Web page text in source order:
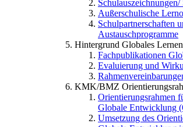
Außerschulische
Schulpartnerschaften
Austauschprogramme
Hintergrund Globales Lernen
Fachpublikationen
Evaluierung und
KMK/BMZ
Orientierungsrahmen
Globale Entwicklung
Umsetzung des